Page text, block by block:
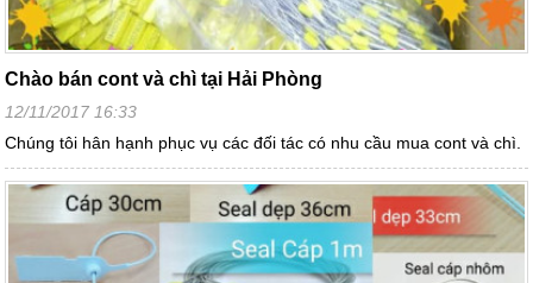
Chào bán cont và chì tại Hải Phòng
12/11/2017 16:33
Chúng tôi hân hạnh phục vụ các đối tác có nhu cầu mua cont và chì.